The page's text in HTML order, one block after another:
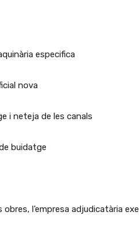
especifica
nova
i neteja de les canals
buidatge
l’empresa adjudicatària